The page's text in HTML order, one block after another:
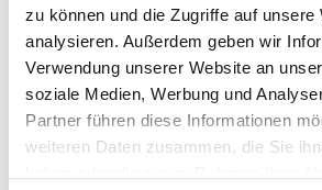
zu können und die Zugriffe auf unsere
analysieren. Außerdem geben wir
Verwendung unserer Website an
soziale Medien, Werbung und
Partner führen diese Informationen
weiteren Daten zusammen, die Sie
Steuerfreie
Mitarbeiter
Weiterlesen